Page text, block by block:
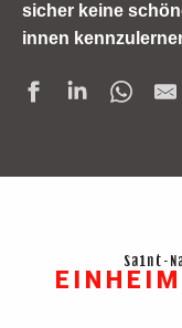
sicher keine
innen
Saint-